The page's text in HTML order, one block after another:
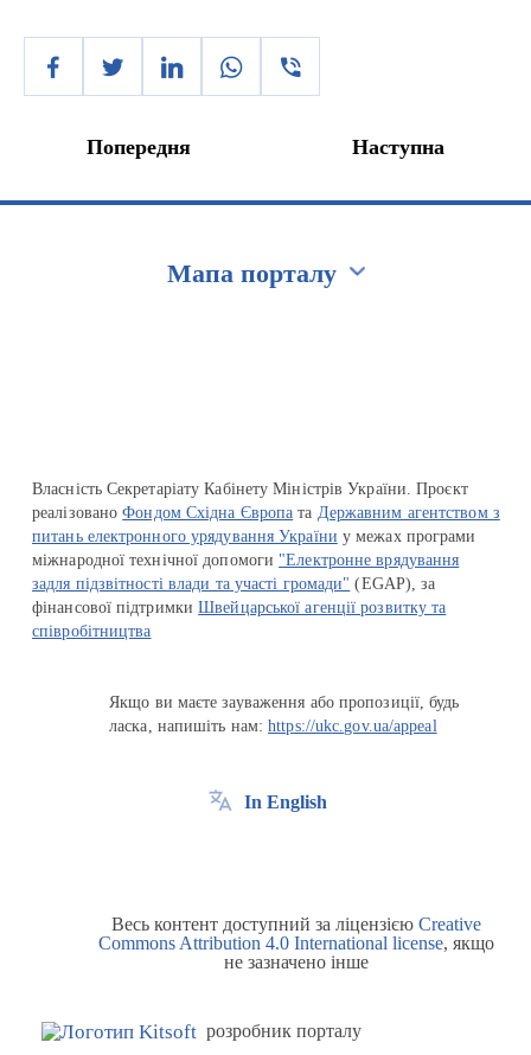
Попередня Наступна
Мапа порталу
Власність Секретаріату Кабінету Міністрів України. Проєкт
реалізованоФондом Східна Європа та Державним агентством з
питань електронного урядування України у межах програми
міжнародної технічної допомоги "Електронне врядування
задля підзвітності влади та участі громади" (EGAP), за
фінансової підтримкиШвейцарської агенції розвитку та
співробітництва
Якщо ви маєте зауваження або пропозиції, будь
ласка, напишіть нам:https://ukc.gov.ua/appeal
In English
Весь контент доступний за ліцензією Creative
Commons Attribution 4.0 International license, якщо
не зазначено інше
розробник порталу